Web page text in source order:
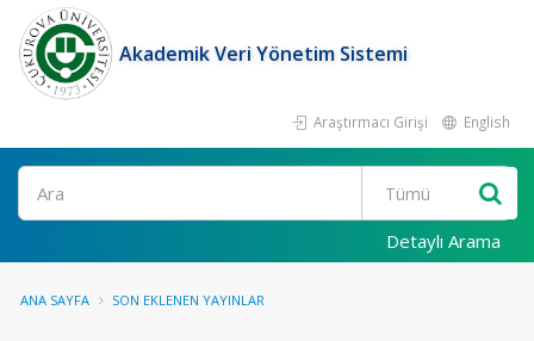
Akademik Veri Yönetim Sistemi
Araştırmacı Girişi English
Ara
Detaylı Arama
ANA SAYFA SON EKLENEN YAYINLAR